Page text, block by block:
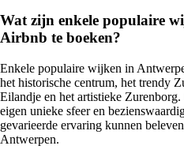
Wat zijn enkele populaire
Airbnb te boeken?
Enkele populaire wijken in
het historische centrum, het trendy
Eilandje en het artistieke
eigen unieke sfeer en
gevarieerde ervaring kunnen
Antwerpen.